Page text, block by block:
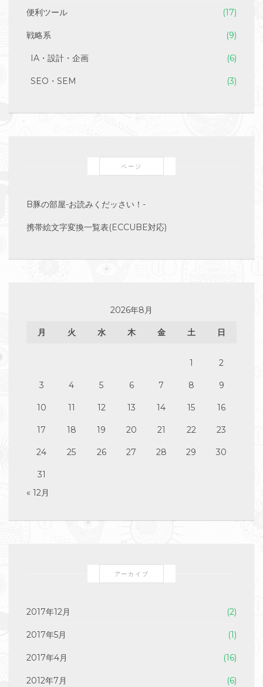
便利ツール (17)
戦略系 (9)
IA・設計・企画 (6)
SEO・SEM (3)
ページ
B豚の部屋-お読みくだッさい！-
携帯絵文字変換一覧表(ECCUBE対応)
2026年8月
月 火 水 木 金 土 日
1 2
3 4 5 6 7 8 9
10 11 12 13 14 15 16
17 18 19 20 21 22 23
24 25 26 27 28 29 30
31
« 12月
アーカイブ
2017年12月 (2)
2017年5月 (1)
2017年4月 (16)
2012年7月 (6)